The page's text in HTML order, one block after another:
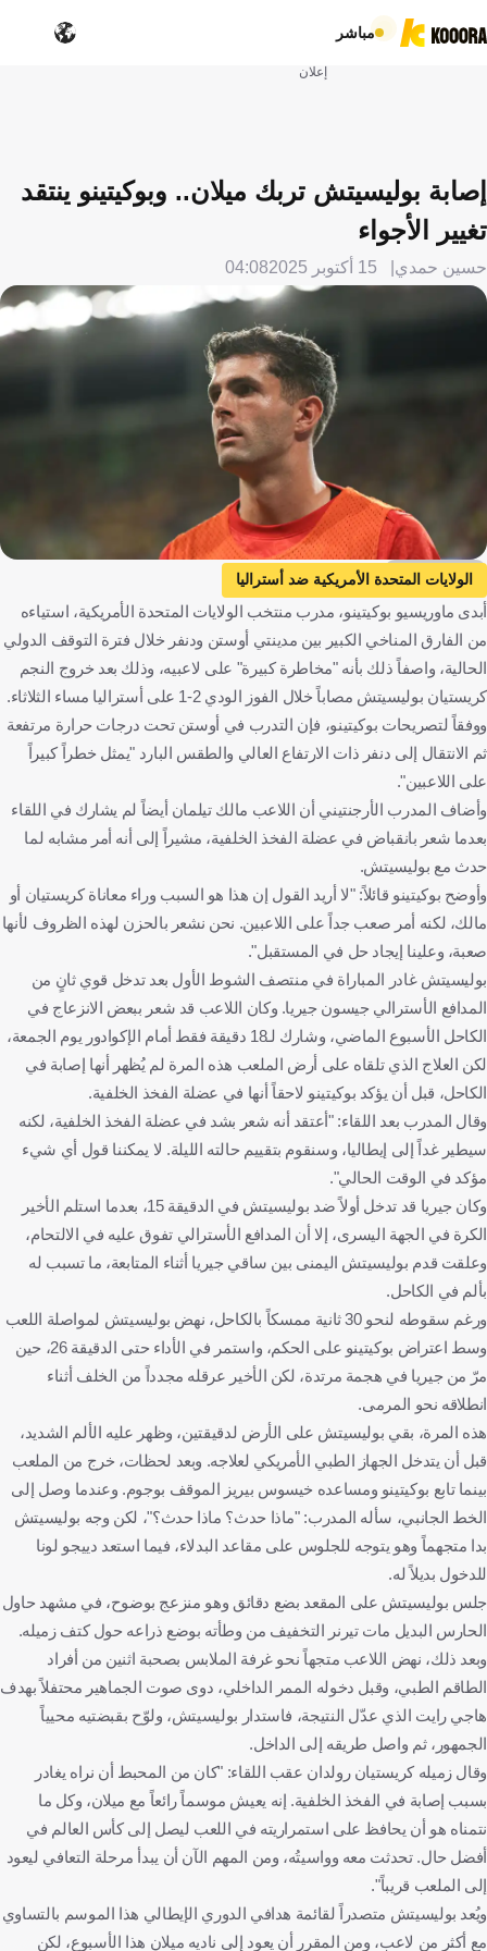
مباشر
إعلان
إصابة بوليسيتش تربك ميلان.. وبوكيتينو ينتقد
تغيير الأجواء
حسين حمدي 15 أكتوبر 2025 04:08
Getty Images
الولايات المتحدة الأمريكية ضد أستراليا
الولايات المتحدة الأمريكية
أستراليا
المباريات الودية
ماوريسيو بوتشيتينو
ميلان ضد فيورنتينا
ميلان
فيورنتينا
الدوري الإيطالي
كريستيان بوليسيتش
الولايات المتحدة
أستراليا الأرجنتين إيطاليا كرة قدم
أبدى ماوريسيو بوكيتينو، مدرب منتخب الولايات المتحدة الأمريكية، استياءه
من الفارق المناخي الكبير بين مدينتي أوستن ودنفر خلال فترة التوقف الدولي
الحالية، واصفاً ذلك بأنه "مخاطرة كبيرة" على لاعبيه، وذلك بعد خروج النجم
كريستيان بوليسيتش مصاباً خلال الفوز الودي 2-1 على أستراليا مساء الثلاثاء.
ووفقاً لتصريحات بوكيتينو، فإن التدرب في أوستن تحت درجات حرارة مرتفعة
ثم الانتقال إلى دنفر ذات الارتفاع العالي والطقس البارد "يمثل خطراً كبيراً
على اللاعبين".
وأضاف المدرب الأرجنتيني أن اللاعب مالك تيلمان أيضاً لم يشارك في اللقاء
بعدما شعر بانقباض في عضلة الفخذ الخلفية، مشيراً إلى أنه أمر مشابه لما
حدث مع بوليسيتش.
وأوضح بوكيتينو قائلاً: "لا أريد القول إن هذا هو السبب وراء معاناة كريستيان أو
مالك، لكنه أمر صعب جداً على اللاعبين. نحن نشعر بالحزن لهذه الظروف لأنها
صعبة، وعلينا إيجاد حل في المستقبل".
بوليسيتش غادر المباراة في منتصف الشوط الأول بعد تدخل قوي ثانٍ من
المدافع الأسترالي جيسون جيريا. وكان اللاعب قد شعر ببعض الانزعاج في
الكاحل الأسبوع الماضي، وشارك لـ18 دقيقة فقط أمام الإكوادور يوم الجمعة،
لكن العلاج الذي تلقاه على أرض الملعب هذه المرة لم يُظهر أنها إصابة في
الكاحل، قبل أن يؤكد بوكيتينو لاحقاً أنها في عضلة الفخذ الخلفية.
وقال المدرب بعد اللقاء: "أعتقد أنه شعر بشد في عضلة الفخذ الخلفية، لكنه
سيطير غداً إلى إيطاليا، وسنقوم بتقييم حالته الليلة. لا يمكننا قول أي شيء
مؤكد في الوقت الحالي".
وكان جيريا قد تدخل أولاً ضد بوليسيتش في الدقيقة 15، بعدما استلم الأخير
الكرة في الجهة اليسرى، إلا أن المدافع الأسترالي تفوق عليه في الالتحام،
وعلقت قدم بوليسيتش اليمنى بين ساقي جيريا أثناء المتابعة، ما تسبب له
بألم في الكاحل.
ورغم سقوطه لنحو 30 ثانية ممسكاً بالكاحل، نهض بوليسيتش لمواصلة اللعب
وسط اعتراض بوكيتينو على الحكم، واستمر في الأداء حتى الدقيقة 26، حين
مرّ من جيريا في هجمة مرتدة، لكن الأخير عرقله مجدداً من الخلف أثناء
انطلاقه نحو المرمى.
هذه المرة، بقي بوليسيتش على الأرض لدقيقتين، وظهر عليه الألم الشديد،
قبل أن يتدخل الجهاز الطبي الأمريكي لعلاجه. وبعد لحظات، خرج من الملعب
بينما تابع بوكيتينو ومساعده خيسوس بيريز الموقف بوجوم. وعندما وصل إلى
الخط الجانبي، سأله المدرب: "ماذا حدث؟ ماذا حدث؟"، لكن وجه بوليسيتش
بدا متجهماً وهو يتوجه للجلوس على مقاعد البدلاء، فيما استعد دييجو لونا
للدخول بديلاً له.
جلس بوليسيتش على المقعد بضع دقائق وهو منزعج بوضوح، في مشهد حاول
الحارس البديل مات تيرنر التخفيف من وطأته بوضع ذراعه حول كتف زميله.
وبعد ذلك، نهض اللاعب متجهاً نحو غرفة الملابس بصحبة اثنين من أفراد
الطاقم الطبي، وقبل دخوله الممر الداخلي، دوى صوت الجماهير محتفلاً بهدف
هاجي رايت الذي عدّل النتيجة، فاستدار بوليسيتش، ولوّح بقبضتيه محيياً
الجمهور، ثم واصل طريقه إلى الداخل.
وقال زميله كريستيان رولدان عقب اللقاء: "كان من المحبط أن نراه يغادر
بسبب إصابة في الفخذ الخلفية. إنه يعيش موسماً رائعاً مع ميلان، وكل ما
نتمناه هو أن يحافظ على استمراريته في اللعب ليصل إلى كأس العالم في
أفضل حال. تحدثت معه وواسيتُه، ومن المهم الآن أن يبدأ مرحلة التعافي ليعود
إلى الملعب قريباً".
ويُعد بوليسيتش متصدراً لقائمة هدافي الدوري الإيطالي هذا الموسم بالتساوي
مع أكثر من لاعب، ومن المقرر أن يعود إلى ناديه ميلان هذا الأسبوع، لكن